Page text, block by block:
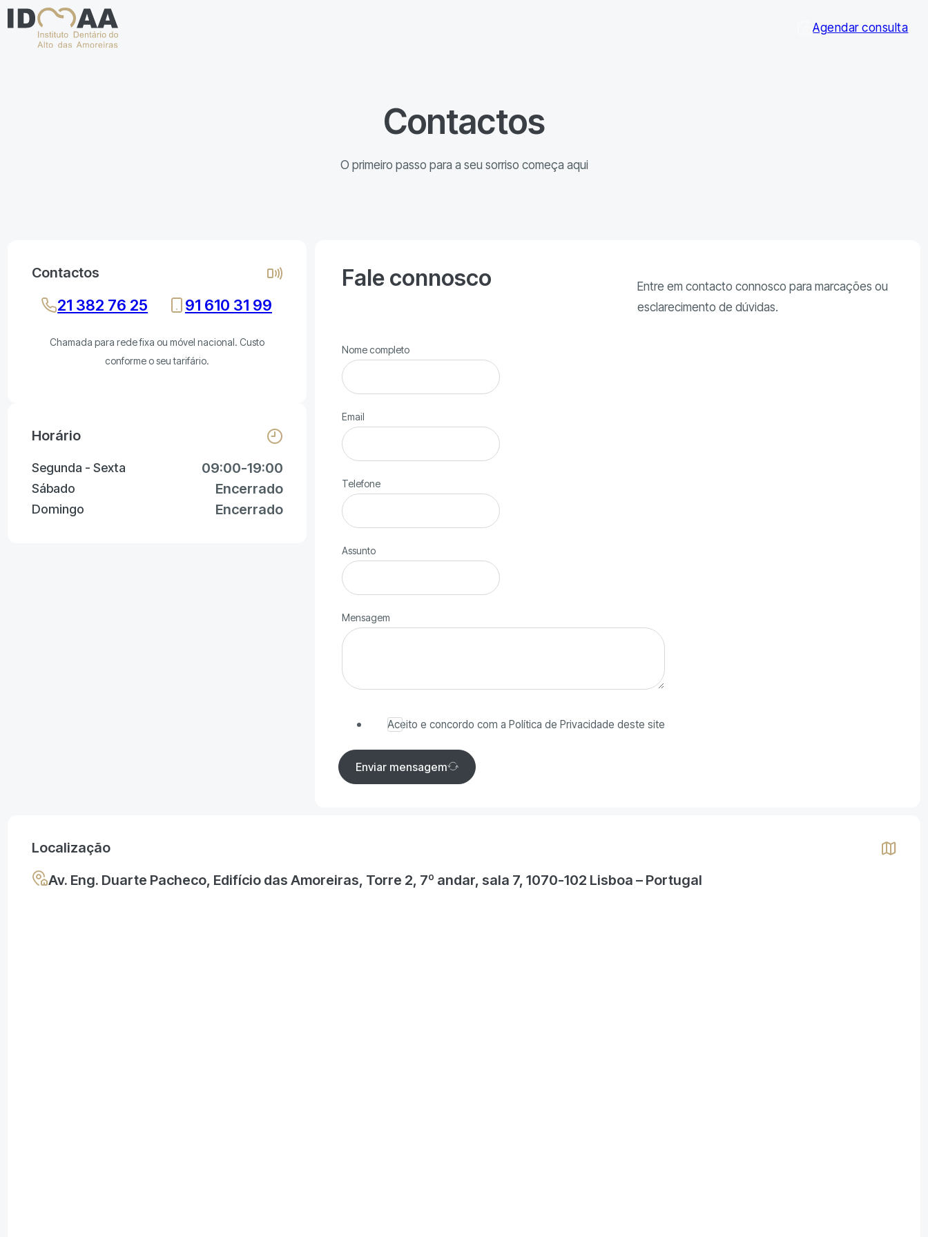
Agendar consulta
Contactos
O primeiro passo para a seu sorriso começa aqui
Contactos
21 382 76 25 91 610 31 99
Chamada para rede fixa ou móvel nacional. Custo
conforme o seu tarifário.
Horário
Segunda - Sexta 09:00-19:00
Sábado Encerrado
Domingo Encerrado
Fale connosco
Entre em contacto connosco para marcações ou
esclarecimento de dúvidas.
Nome completo
Email
Telefone
Assunto
Mensagem
Aceito e concordo com a Política de Privacidade deste site
Enviar mensagem
Localização
Av. Eng. Duarte Pacheco, Edifício das Amoreiras, Torre 2, 7º andar, sala 7, 1070-102 Lisboa – Portugal